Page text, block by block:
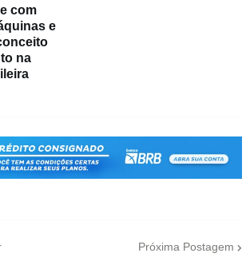
com
e
na
Próxima Postagem